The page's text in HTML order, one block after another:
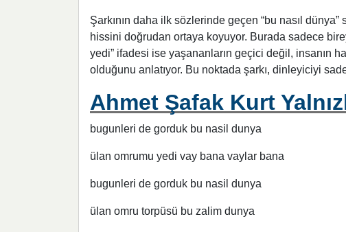
Şarkının daha ilk sözlerinde geçen “bu nasıl dünya”
hissini doğrudan ortaya koyuyor. Burada sadece
yedi” ifadesi ise yaşananların geçici değil, insanın
olduğunu anlatıyor. Bu noktada şarkı, dinleyiciyi
Ahmet Şafak Kurt
bugunleri de gorduk bu nasil dunya
ülan omrumu yedi vay bana vaylar bana
bugunleri de gorduk bu nasil dunya
ülan omru torpüsü bu zalim dunya